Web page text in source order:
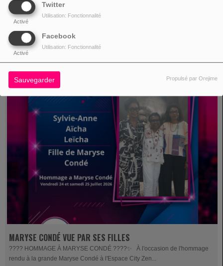
Twitter
Activé
Utilisation: Fonctionnalité
Facebook
Activé
Utilisation: Fonctionnalité
Sauvegarder Propulsé par Orejime
PAROLE D'ARTISTE
???? Parole d’artiste – quand les artistes nous parlent de leurs morceaux
MARYSE CONDÉ VUE PAR SES FILLES
????️ HOMMAGE À MARYSE CONDÉ ????✨ À l'occasion de l'hommage
rendu à la grande Maryse Condé à l'Espace City Zen...